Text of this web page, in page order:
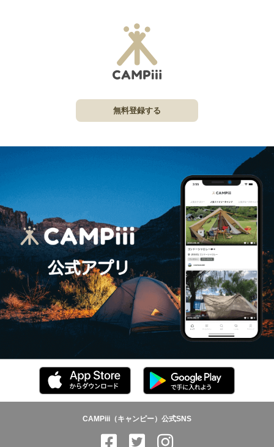
無料登録する
CAMPiii（キャンピー）公式SNS